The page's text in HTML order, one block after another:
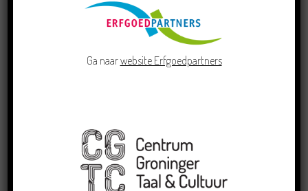
Doe mee aan de Pervinzioale Schriefwedstried
Ga naarwebsite Erfgoedpartners